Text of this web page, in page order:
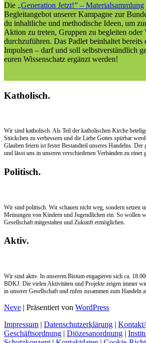
Die „Generation Jetzt!” – Materialsammlung
Begleitangebot unserer Kampagne zur
du inhaltliche und methodische Ideen, um
Aktion zu treten, Gruppen zu begleiten oder
durchzuführen. Das Padlet beinhaltet bereits
Impulsen – darf und soll selbstverständlich
euren Wissenschatz ergänzt werden!
Katholisch.
Wir sind katholisch. Als Teil der katholischen Kirche
Stückchen zu verbessern und die Liebe Gottes spürbar
Glauben feiern ist fester Bestandteil unseres Handelns. Der
und lässt uns in unseren verschiedenen Verbänden zu einer
Politisch.
Wir sind politisch. Wir schauen nicht weg, sondern setzen
Meinungen von Kindern und Jugendlichen ein. So wollen
Gesellschaft mitgestalten und Zukunft ermöglichen.
Aktiv.
Wir sind aktiv. In unserem Bistum engagieren sich ca.
BDKJ. Die vielen Aktivitäten und Projekte zeigen immer
in unserer Gesellschaft und rufen zusammen zum Handeln
Neve | Präsentiert von WordPress
Impressum | Datenschutzerklärung |
Geschäftsordnung | Diözesanordnung |